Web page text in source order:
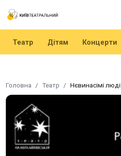
Театр Дітям Концерти
Головна Театр Нєвинасімі люді